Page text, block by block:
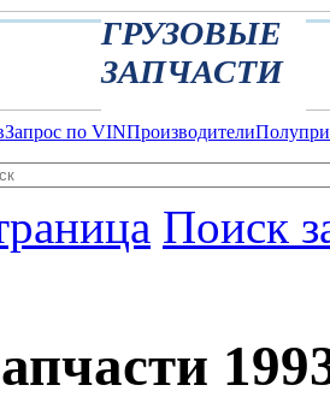
ГРУЗОВЫЕ
ЗАПЧАСТИ
Запрос по VINПроизводители
Поиск